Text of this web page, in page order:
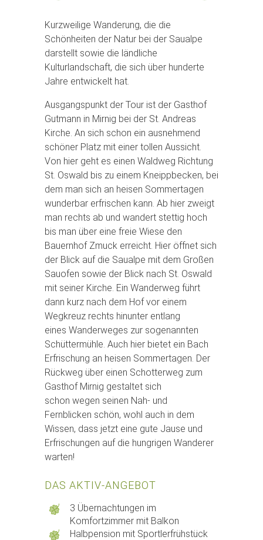
Kurzweilige Wanderung, die die
Schönheiten der Natur bei der Saualpe
darstellt sowie die ländliche
Kulturlandschaft, die sich über hunderte
Jahre entwickelt hat.
Ausgangspunkt der Tour ist der Gasthof
Gutmann in Mirnig bei der St. Andreas
Kirche. An sich schon ein ausnehmend
schöner Platz mit einer tollen Aussicht.
Von hier geht es einen Waldweg Richtung
St. Oswald bis zu einem Kneippbecken, bei
dem man sich an heisen Sommertagen
wunderbar erfrischen kann. Ab hier zweigt
man rechts ab und wandert stettig hoch
bis man über eine freie Wiese den
Bauernhof Zmuck erreicht. Hier öffnet sich
der Blick auf die Saualpe mit dem Großen
Sauofen sowie der Blick nach St. Oswald
mit seiner Kirche. Ein Wanderweg führt
dann kurz nach dem Hof vor einem
Wegkreuz rechts hinunter entlang
eines Wanderweges zur sogenannten
Schüttermühle. Auch hier bietet ein Bach
Erfrischung an heisen Sommertagen. Der
Rückweg über einen Schotterweg zum
Gasthof Mirnig gestaltet sich
schon wegen seinen Nah- und
Fernblicken schön, wohl auch in dem
Wissen, dass jetzt eine gute Jause und
Erfrischungen auf die hungrigen Wanderer
warten!
DAS AKTIV-ANGEBOT
3 Übernachtungen im
Komfortzimmer mit Balkon
Halbpension mit Sportlerfrühstück